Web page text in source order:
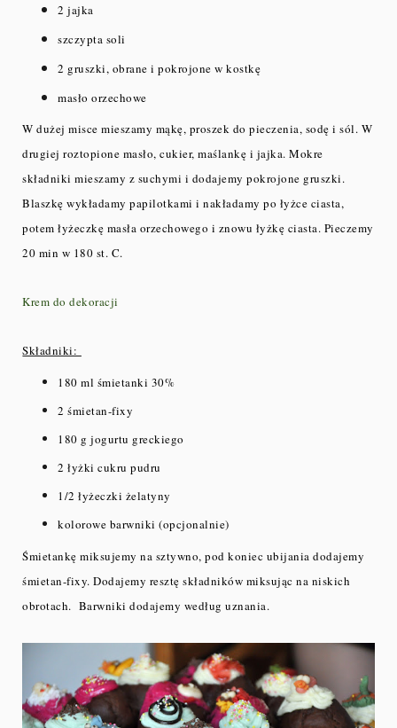
2 jajka
szczypta soli
2 gruszki, obrane i pokrojone w kostkę
masło orzechowe
W dużej misce mieszamy mąkę, proszek do pieczenia, sodę i sól. W
drugiej roztopione masło, cukier, maślankę i jajka. Mokre
składniki mieszamy z suchymi i dodajemy pokrojone gruszki.
Blaszkę wykładamy papilotkami i nakładamy po łyżce ciasta,
potem łyżeczkę masła orzechowego i znowu łyżkę ciasta. Pieczemy
20 min w 180 st. C.
Krem do dekoracji
Składniki:
180 ml śmietanki 30%
2 śmietan-fixy
180 g jogurtu greckiego
2 łyżki cukru pudru
1/2 łyżeczki żelatyny
kolorowe barwniki (opcjonalnie)
Śmietankę miksujemy na sztywno, pod koniec ubijania dodajemy
śmietan-fixy. Dodajemy resztę składników miksując na niskich
obrotach. Barwniki dodajemy według uznania.